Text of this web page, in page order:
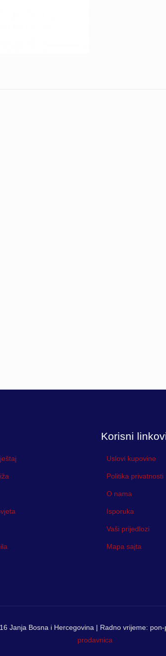
Korisni
Uslovi kupovine
Politika privatnosti
O nama
Isporuka
Vaši prijedlozi
Mapa sajta
Janja Bosna i Hercegovina | Radno vrijeme:
prodavnica